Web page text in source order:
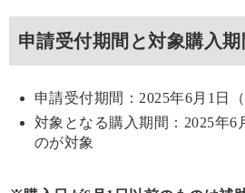
申請受付期間と対象購入期
申請受付期間：2025年6月1日
対象となる購入期間：2025年6
のが対象